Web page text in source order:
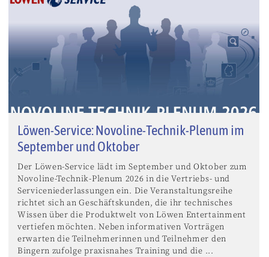
Löwen-Service: Novoline-Technik-Plenum im
September und Oktober
Der Löwen-Service lädt im September und Oktober zum
Novoline-Technik-Plenum 2026 in die Vertriebs- und
Serviceniederlassungen ein. Die Veranstaltungsreihe
richtet sich an Geschäftskunden, die ihr technisches
Wissen über die Produktwelt von Löwen Entertainment
vertiefen möchten. Neben informativen Vorträgen
erwarten die Teilnehmerinnen und Teilnehmer den
Bingern zufolge praxisnahes Training und die ...